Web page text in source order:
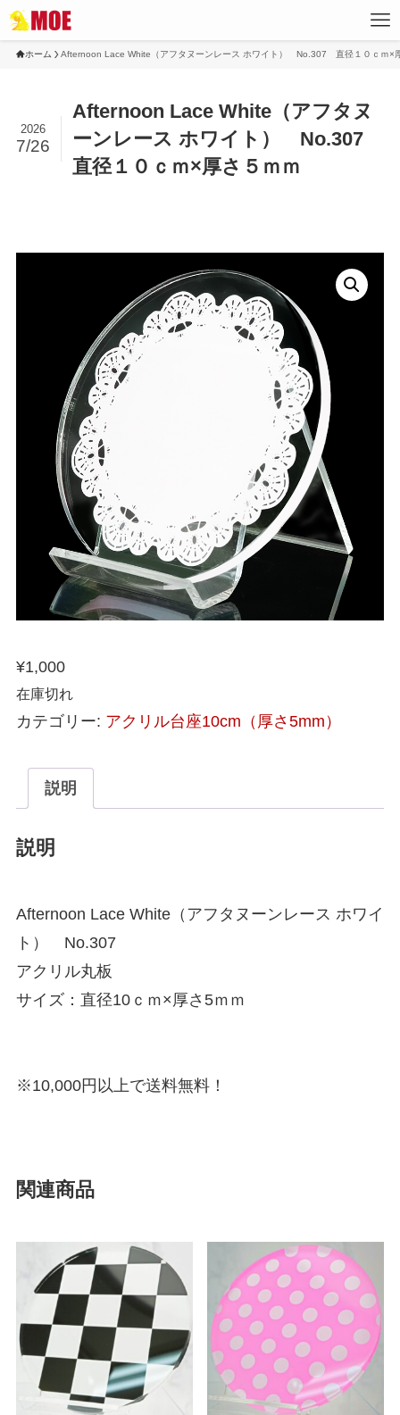
ホーム Afternoon Lace White（アフタヌーンレース ホワイト） No.307 直径１０ｃｍ×
Afternoon Lace White（アフタヌ
ーンレース ホワイト） No.307
直径１０ｃｍ×厚さ５ｍｍ
2026
7/26
¥1,000
在庫切れ
カテゴリー: アクリル台座10cm（厚さ5mm）
説明
説明
Afternoon Lace White（アフタヌーンレース ホワイ
ト） No.307
アクリル丸板
サイズ：直径10ｃｍ×厚さ5ｍｍ
※10,000円以上で送料無料！
関連商品